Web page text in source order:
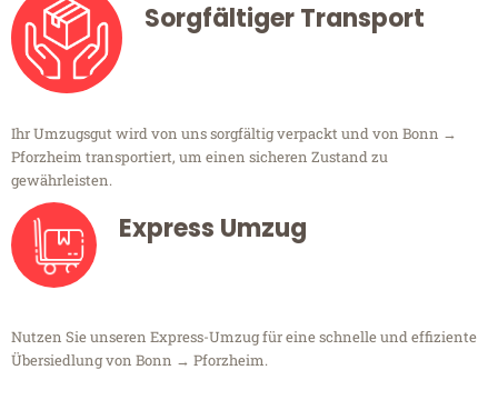
Sorgfältiger Transport
Ihr Umzugsgut wird von uns sorgfältig verpackt und von Bonn →
Pforzheim transportiert, um einen sicheren Zustand zu
gewährleisten.
Express Umzug
Nutzen Sie unseren Express-Umzug für eine schnelle und effiziente
Übersiedlung von Bonn → Pforzheim.